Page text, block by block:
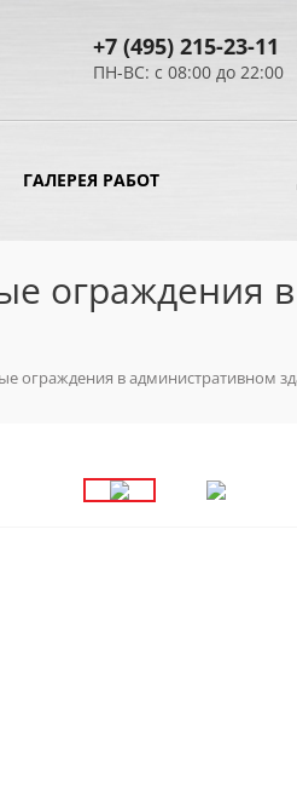
+7 (495) 215-23-11
ПН-ВС: с 08:00 до 22:00
ГАЛЕРЕЯ РАБОТ
ограждения
ограждения в административном